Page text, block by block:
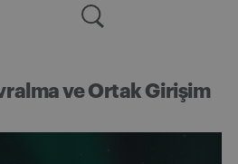
ve Ortak Girişim